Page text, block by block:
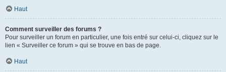
Haut
Comment surveiller des forums ?
Pour surveiller un forum en particulier, une fois entré sur celui-ci, cliquez sur le
lien « Surveiller ce forum » qui se trouve en bas de page.
Haut